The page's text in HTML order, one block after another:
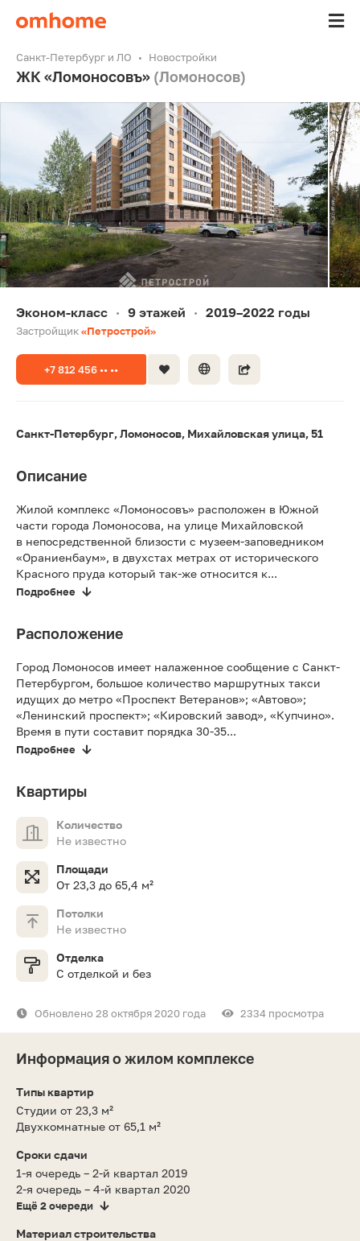
Санкт-Петербург и ЛО Новостройки
ЖК «Ломоносовъ» (Ломоносов)
Эконом-класс • 9 этажей • 2019–2022 годы
Застройщик«Петрострой»
+7 812 456 •• ••
Санкт-Петербург, Ломоносов, Михайловская улица, 51
Описание
Жилой комплекс «Ломоносовъ» расположен в Южной
части города Ломоносова, на улице Михайловской
в непосредственной близости с музеем-заповедником
«Ораниенбаум», в двухстах метрах от исторического
Красного пруда который так-же относится к...
Подробнее
Расположение
Город Ломоносов имеет налаженное сообщение с Санкт-
Петербургом, большое количество маршрутных такси
идущих до метро «Проспект Ветеранов»; «Автово»;
«Ленинский проспект»; «Кировский завод», «Купчино».
Время в пути составит порядка 30-35...
Подробнее
Квартиры
Количество
Не известно
Площади
От 23,3 до 65,4 м²
Потолки
Не известно
Отделка
С отделкой и без
Обновлено 28 октября 2020 года 2334 просмотра
Информация о жилом комплексе
Типы квартир
Студии от 23,3 м²
Двухкомнатные от 65,1 м²
Сроки сдачи
1-я очередь – 2-й квартал 2019
2-я очередь – 4-й квартал 2020
Ещё 2 очереди
Материал строительства